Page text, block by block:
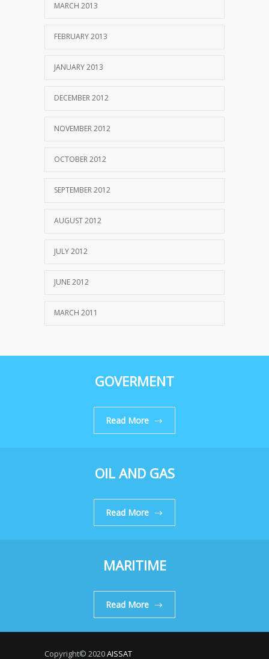
MARCH 2013
FEBRUARY 2013
JANUARY 2013
DECEMBER 2012
NOVEMBER 2012
OCTOBER 2012
SEPTEMBER 2012
AUGUST 2012
JULY 2012
JUNE 2012
MARCH 2011
GOVERMENT
Read More
OIL AND GAS
Read More
MARITIME
Read More
Copyright© 2020AISSAT